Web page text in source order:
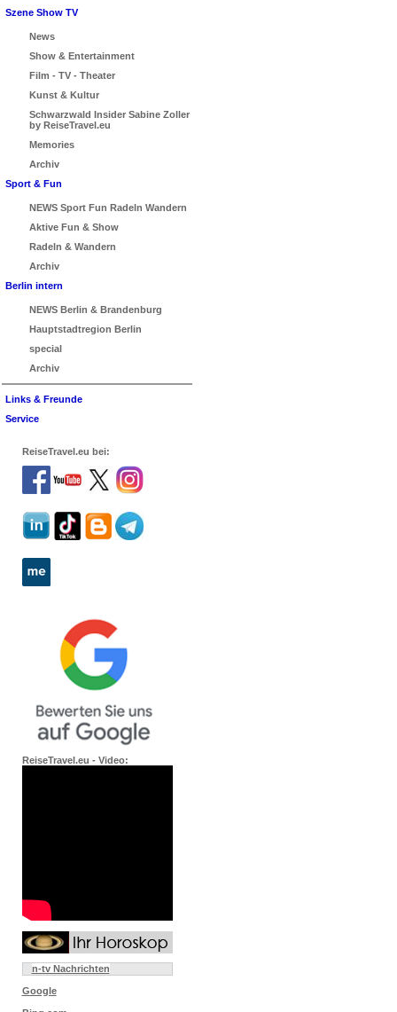
Szene Show TV
News
Show & Entertainment
Film - TV - Theater
Kunst & Kultur
Schwarzwald Insider Sabine Zoller
by ReiseTravel.eu
Memories
Archiv
Sport & Fun
NEWS Sport Fun Radeln Wandern
Aktive Fun & Show
Radeln & Wandern
Archiv
Berlin intern
NEWS Berlin & Brandenburg
Hauptstadtregion Berlin
special
Archiv
Links & Freunde
Service
ReiseTravel.eu bei:
ReiseTravel.eu - Video:
n-tv Nachrichten
Google